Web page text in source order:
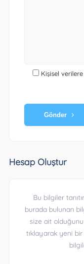
Kişisel
Gönder
Hesap Oluştur
Bu bilgiler
burada bulunan
size ait
tıklayarak yeni